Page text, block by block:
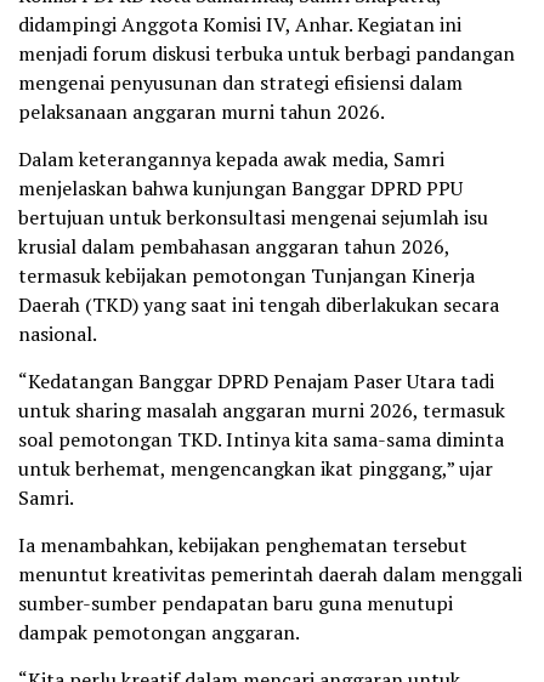
didampingi Anggota Komisi IV, Anhar. Kegiatan ini
menjadi forum diskusi terbuka untuk berbagi pandangan
mengenai penyusunan dan strategi efisiensi dalam
pelaksanaan anggaran murni tahun 2026.
Dalam keterangannya kepada awak media, Samri
menjelaskan bahwa kunjungan Banggar DPRD PPU
bertujuan untuk berkonsultasi mengenai sejumlah isu
krusial dalam pembahasan anggaran tahun 2026,
termasuk kebijakan pemotongan Tunjangan Kinerja
Daerah (TKD) yang saat ini tengah diberlakukan secara
nasional.
“Kedatangan Banggar DPRD Penajam Paser Utara tadi
untuk sharing masalah anggaran murni 2026, termasuk
soal pemotongan TKD. Intinya kita sama-sama diminta
untuk berhemat, mengencangkan ikat pinggang,” ujar
Samri.
Ia menambahkan, kebijakan penghematan tersebut
menuntut kreativitas pemerintah daerah dalam menggali
sumber-sumber pendapatan baru guna menutupi
dampak pemotongan anggaran.